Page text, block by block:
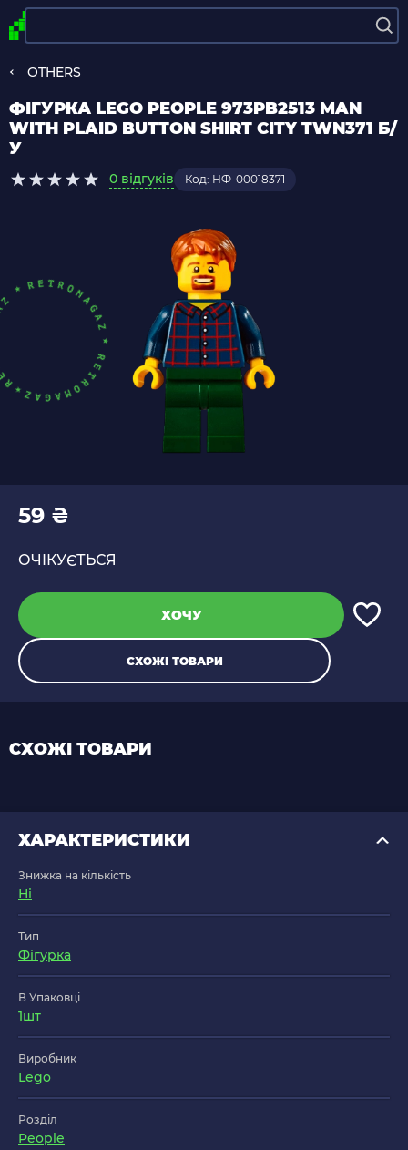
OTHERS
ФІГУРКА LEGO PEOPLE 973PB2513 MAN
WITH PLAID BUTTON SHIRT CITY TWN371 Б/
У
0 відгуків Код: НФ-00018371
59 ₴
ОЧІКУЄТЬСЯ
ХОЧУ
СХОЖІ ТОВАРИ
СХОЖІ ТОВАРИ
ХАРАКТЕРИСТИКИ
Знижка на кількість
Ні
Тип
Фігурка
В Упаковці
1шт
Виробник
Lego
Розділ
People